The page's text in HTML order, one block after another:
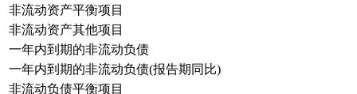
非流动资产平衡项目
非流动资产其他项目
一年内到期的非流动负债
一年内到期的非流动负债(报告期同比)
非流动负债平衡项目